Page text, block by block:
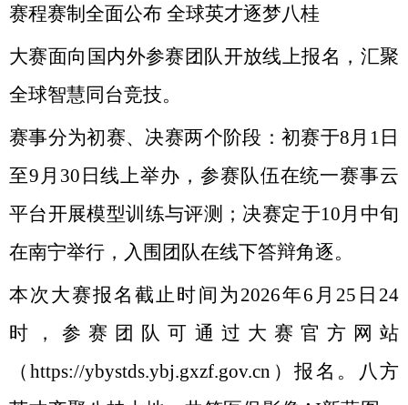
赛程赛制全面公布 全球英才逐梦八桂
大赛面向国内外参赛团队开放线上报名，汇聚
全球智慧同台竞技。
赛事分为初赛、决赛两个阶段：初赛于8月1日
至9月30日线上举办，参赛队伍在统一赛事云
平台开展模型训练与评测；决赛定于10月中旬
在南宁举行，入围团队在线下答辩角逐。
本次大赛报名截止时间为2026年6月25日24
时，参赛团队可通过大赛官方网站
（https://ybystds.ybj.gxzf.gov.cn）报名。八方